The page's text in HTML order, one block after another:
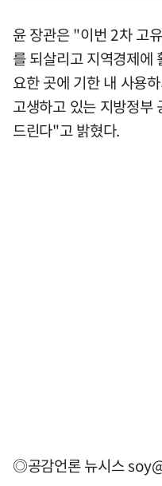
윤 장관은 "이번 2차 고
를 되살리고 지역경제에
요한 곳에 기한 내 사용
고생하고 있는 지방정부
드린다"고 밝혔다.
◎공감언론 뉴시스